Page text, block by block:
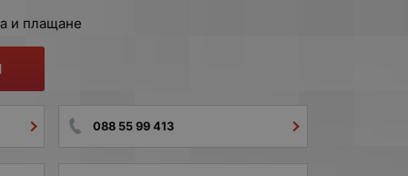
и плащане
088 55 99 413